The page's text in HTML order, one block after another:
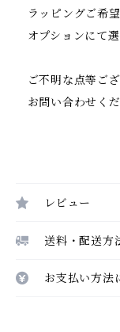
ラッピングご希
オプションにて選
ご不明な点等ご
お問い合わせくだ
レビュー
送料・配送方
お支払い方法